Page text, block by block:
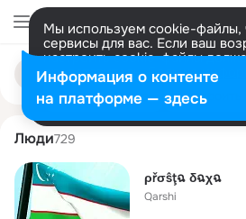
Мы используем cookie-файлы,
сервисы для вас. Если ваш
настроить cookie-файлы
представитель. Больше
Разрешить все Настроить
Поиск
людям
prosta bakha
Люди729
ρřσŝţฉ δฉχฉ
Qarshi
Информация о контенте
на платформе — здесь